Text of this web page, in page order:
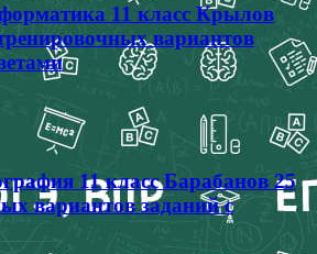
11 класс Крылов
вариантов
11 класс Барабанов 25
вариантов заданий с